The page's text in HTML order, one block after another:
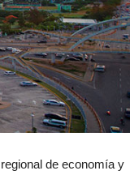
de economía y